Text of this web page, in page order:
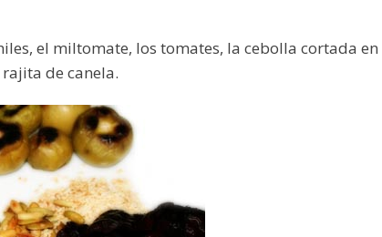
el miltomate, los tomates, la cebolla cortada en
de canela.